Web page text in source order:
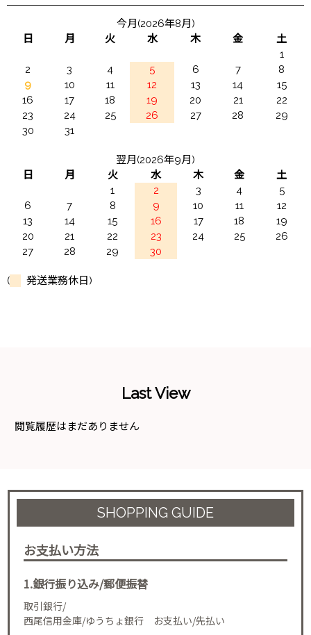
今月(2026年8月)
日
月 火 水 木 金
土
1
2
3 4 5 6 7
8
9
10 11 12 13 14
15
16
17 18 19 20 21
22
23
24 25 26 27 28
29
30
31
翌月(2026年9月)
日
月 火 水 木 金
土
1
2 3 4
5
6
7 8 9 10 11
12
13
14 15 16 17 18
19
20
21 22 23 24 25
26
27
28 29 30
( 発送業務休日)
Last View
閲覧履歴はまだありません
SHOPPING GUIDE
お支払い方法
1.銀行振り込み/郵便振替
取引銀行/
西尾信用金庫/ゆうちょ銀行 お支払い/先払い